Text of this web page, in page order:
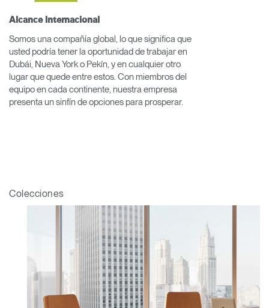
REGISTRO
SIGN IN WITH SSO
¿Ha olvidado su
contraseña?
América Latina
Select
Alcance Internacional
Somos una compañía global, lo que significa que
usted podría tener la oportunidad de trabajar en
Dubái, Nueva York o Pekín, y en cualquier otro
lugar que quede entre estos. Con miembros del
equipo en cada continente, nuestra empresa
presenta un sinfín de opciones para prosperar.
Colecciones